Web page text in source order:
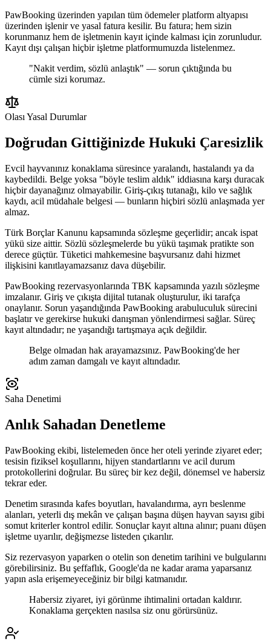
PawBooking üzerinden yapılan tüm ödemeler platform altyapısı
üzerinden işlenir ve yasal fatura kesilir. Bu fatura; hem sizin
korunmanız hem de işletmenin kayıt içinde kalması için zorunludur.
Kayıt dışı çalışan hiçbir işletme platformumuzda listelenmez.
"Nakit verdim, sözlü anlaştık" — sorun çıktığında bu
cümle sizi korumaz.
Olası Yasal Durumlar
Doğrudan Gittiğinizde Hukuki Çaresizlik
Evcil hayvanınız konaklama süresince yaralandı, hastalandı ya da
kaybedildi. Belge yoksa "böyle teslim aldık" iddiasına karşı duracak
hiçbir dayanağınız olmayabilir. Giriş-çıkış tutanağı, kilo ve sağlık
kaydı, acil müdahale belgesi — bunların hiçbiri sözlü anlaşmada yer
almaz.
Türk Borçlar Kanunu kapsamında sözleşme geçerlidir; ancak ispat
yükü size aittir. Sözlü sözleşmelerde bu yükü taşımak pratikte son
derece güçtür. Tüketici mahkemesine başvursanız dahi hizmet
ilişkisini kanıtlayamazsanız dava düşebilir.
PawBooking rezervasyonlarında TBK kapsamında yazılı sözleşme
imzalanır. Giriş ve çıkışta dijital tutanak oluşturulur, iki tarafça
onaylanır. Sorun yaşandığında PawBooking arabuluculuk sürecini
başlatır ve gerekirse hukuki danışman yönlendirmesi sağlar. Süreç
kayıt altındadır; ne yaşandığı tartışmaya açık değildir.
Belge olmadan hak arayamazsınız. PawBooking'de her
adım zaman damgalı ve kayıt altındadır.
Saha Denetimi
Anlık Sahadan Denetleme
PawBooking ekibi, listelemeden önce her oteli yerinde ziyaret eder;
tesisin fiziksel koşullarını, hijyen standartlarını ve acil durum
protokollerini doğrular. Bu süreç bir kez değil, dönemsel ve habersiz
tekrar eder.
Denetim sırasında kafes boyutları, havalandırma, ayrı beslenme
alanları, yeterli dış mekân ve çalışan başına düşen hayvan sayısı gibi
somut kriterler kontrol edilir. Sonuçlar kayıt altına alınır; puanı düşen
işletme uyarılır, değişmezse listeden çıkarılır.
Siz rezervasyon yaparken o otelin son denetim tarihini ve bulgularını
görebilirsiniz. Bu şeffaflık, Google'da ne kadar arama yaparsanız
yapın asla erişemeyeceğiniz bir bilgi katmanıdır.
Habersiz ziyaret, iyi görünme ihtimalini ortadan kaldırır.
Konaklama gerçekten nasılsa siz onu görürsünüz.